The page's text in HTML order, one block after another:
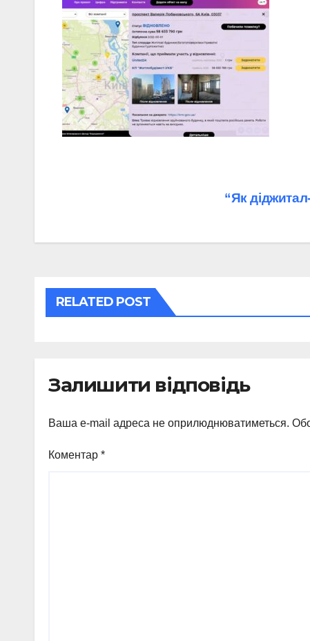
“Як
RELATED POST
Залишити відповідь
Ваша e-mail адреса не оприлюднюватиметься.
Коментар *